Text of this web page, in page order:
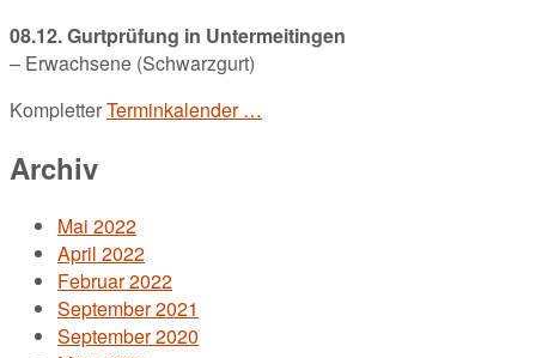
08.12. Gurtprüfung in Untermeitingen
– Erwachsene (Schwarzgurt)
KompletterTerminkalender …
Archiv
Mai 2022
April 2022
Februar 2022
September 2021
September 2020